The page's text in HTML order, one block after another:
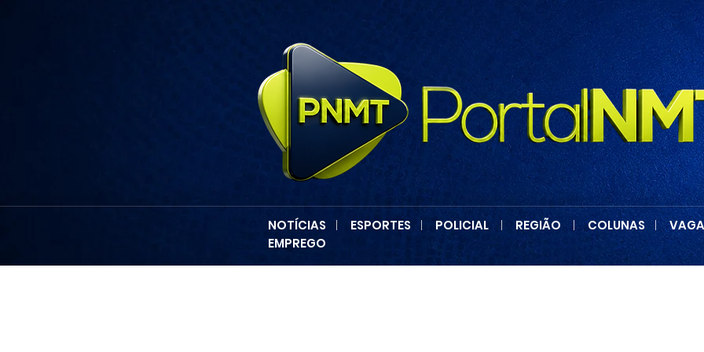
NOTÍCIAS | ESPORTES | POLICIAL | REGIÃO | COLUNAS|
EMPREGO